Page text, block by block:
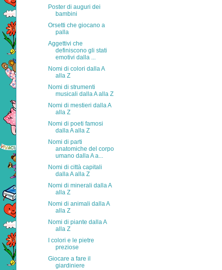
Poster di auguri dei
bambini
Orsetti che giocano a
palla
Aggettivi che
definiscono gli stati
emotivi dalla ...
Nomi di colori dalla A
alla Z
Nomi di strumenti
musicali dalla A alla Z
Nomi di mestieri dalla A
alla Z
Nomi di poeti famosi
dalla A alla Z
Nomi di parti
anatomiche del corpo
umano dalla A a...
Nomi di città capitali
dalla A alla Z
Nomi di minerali dalla A
alla Z
Nomi di animali dalla A
alla Z
Nomi di piante dalla A
alla Z
I colori e le pietre
preziose
Giocare a fare il
giardiniere